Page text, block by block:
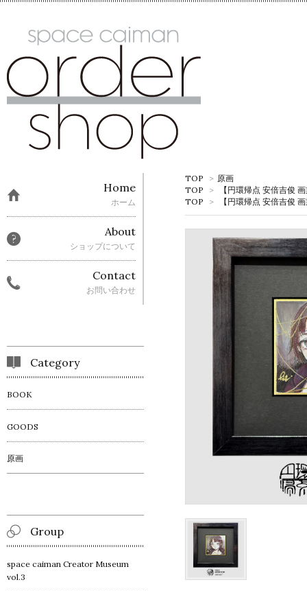
TOP > 原画
TOP
>
【円環帰点 安倍吉俊
TOP
> 【円環帰点 安倍吉俊
Home
ホーム
About
ショップについて
Contact
お問い合わせ
Category
BOOK
GOODS
原画
Group
space caiman Creator Museum
vol.3